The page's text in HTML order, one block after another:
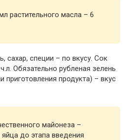
растительного масла – 6
сахар, специи – по вкусу. Сок
Обязательно рубленая зелень
приготовления продукта) – вкус
майонеза –
до этапа введения